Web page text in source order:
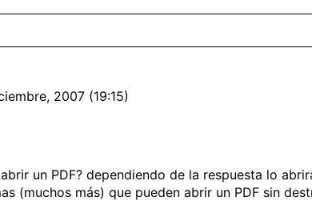
2007 (19:15)
un PDF? dependiendo de la respuesta lo
(muchos más) que pueden abrir un PDF sin